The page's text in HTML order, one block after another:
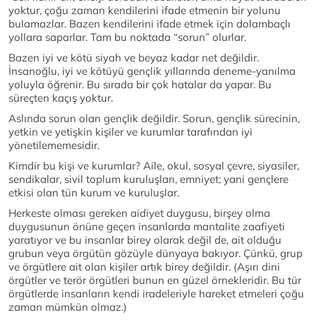
yoktur, çoğu zaman kendilerini ifade etmenin bir yolunu
bulamazlar. Bazen kendilerini ifade etmek için dolambaçlı
yollara saparlar. Tam bu noktada “sorun” olurlar.
Bazen iyi ve kötü siyah ve beyaz kadar net değildir.
İnsanoğlu, iyi ve kötüyü gençlik yıllarında deneme-yanılma
yoluyla öğrenir. Bu sırada bir çok hatalar da yapar. Bu
süreçten kaçış yoktur.
Aslında sorun olan gençlik değildir. Sorun, gençlik sürecinin,
yetkin ve yetişkin kişiler ve kurumlar tarafından iyi
yönetilememesidir.
Kimdir bu kişi ve kurumlar? Aile, okul, sosyal çevre, siyasiler,
sendikalar, sivil toplum kuruluşları, emniyet; yani gençlere
etkisi olan tün kurum ve kuruluşlar.
Herkeste olması gereken aidiyet duygusu, birşey olma
duygusunun önüne geçen insanlarda mantalite zaafiyeti
yaratıyor ve bu insanlar birey olarak değil de, ait olduğu
grubun veya örgütün gözüyle dünyaya bakıyor. Çünkü, grup
ve örgütlere ait olan kişiler artık birey değildir. (Aşırı dini
örgütler ve terör örgütleri bunun en güzel örnekleridir. Bu tür
örgütlerde insanların kendi iradeleriyle hareket etmeleri çoğu
zaman mümkün olmaz.)